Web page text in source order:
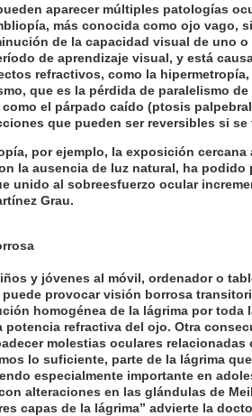
aparecer múltiples patologías
, más conocida como ojo vago,
de la capacidad visual de uno
de aprendizaje visual, y está
refractivos, como la hipermetropía
, que es la pérdida de paralelismo
el párpado caído (ptosis palpebral
que pueden ser reversibles si
por ejemplo, la exposición
la ausencia de luz natural, ha podido
unido al sobreesfuerzo ocular
Grau.
y jóvenes al móvil, ordenador o
provocarvisión borrosa
homogénea de la lágrima por toda
potencia refractiva del ojo. Otra
molestias oculares
lo suficiente, parte de la lágrima
especialmente importante en
alteraciones en las glándulas de
capas de la lágrima” advierte la